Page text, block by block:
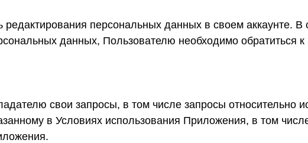
персональных данных в своем аккаунте.
данных, Пользователю необходимо обратиться
свои запросы, в том числе запросы относительно
в Условиях использования Приложения, в том